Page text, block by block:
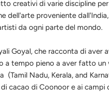
creativi di varie discipline
dell'arte proveniente
da ogni parte del mondo.
Goyal, che racconta di aver
a tempo pieno a aver fatto un
(Tamil Nadu, Kerala, and
cacao di Coonoor e ai campi